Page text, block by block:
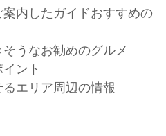
内したガイドおすすめの
うなお勧めのグルメ
ント
エリア周辺の情報